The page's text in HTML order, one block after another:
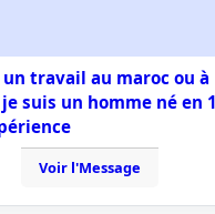
un travail au maroc ou à
suis un homme né en
Voir l'Message